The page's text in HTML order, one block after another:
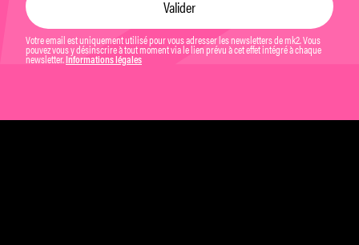
Votre email est uniquement utilisé pour vous adresser les newsletters de mk2. Vous
pouvez vous y désinscrire à tout moment via le lien prévu à cet effet intégré à chaque
newsletter. Informations légales